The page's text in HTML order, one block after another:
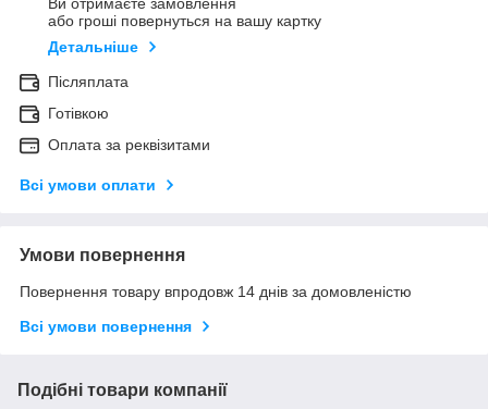
Ви отримаєте замовлення
або гроші повернуться на вашу картку
Детальніше
Післяплата
Готівкою
Оплата за реквізитами
Всі умови оплати
Умови повернення
Повернення товару впродовж 14 днів за домовленістю
Всі умови повернення
Подібні товари компанії